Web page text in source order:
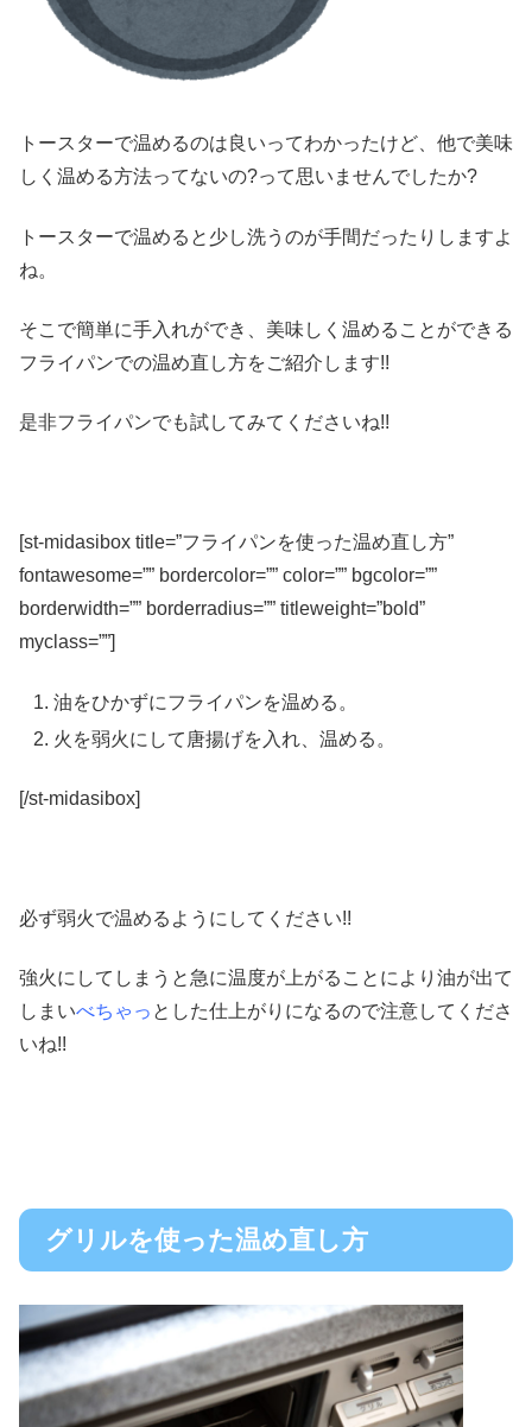
トースターで温めるのは良いってわかったけど、他で美味
しく温める方法ってないの?って思いませんでしたか?
トースターで温めると少し洗うのが手間だったりしますよ
ね。
そこで簡単に手入れができ、美味しく温めることができる
フライパンでの温め直し方をご紹介します!!
是非フライパンでも試してみてくださいね!!
[st-midasibox title=”フライパンを使った温め直し方”
fontawesome=”” bordercolor=”” color=”” bgcolor=””
borderwidth=”” borderradius=”” titleweight=”bold”
myclass=””]
油をひかずにフライパンを温める。
火を弱火にして唐揚げを入れ、温める。
[/st-midasibox]
必ず弱火で温めるようにしてください!!
強火にしてしまうと急に温度が上がることにより油が出て
しまいべちゃっ とした仕上がりになるので注意してくださ
いね!!
グリルを使った温め直し方